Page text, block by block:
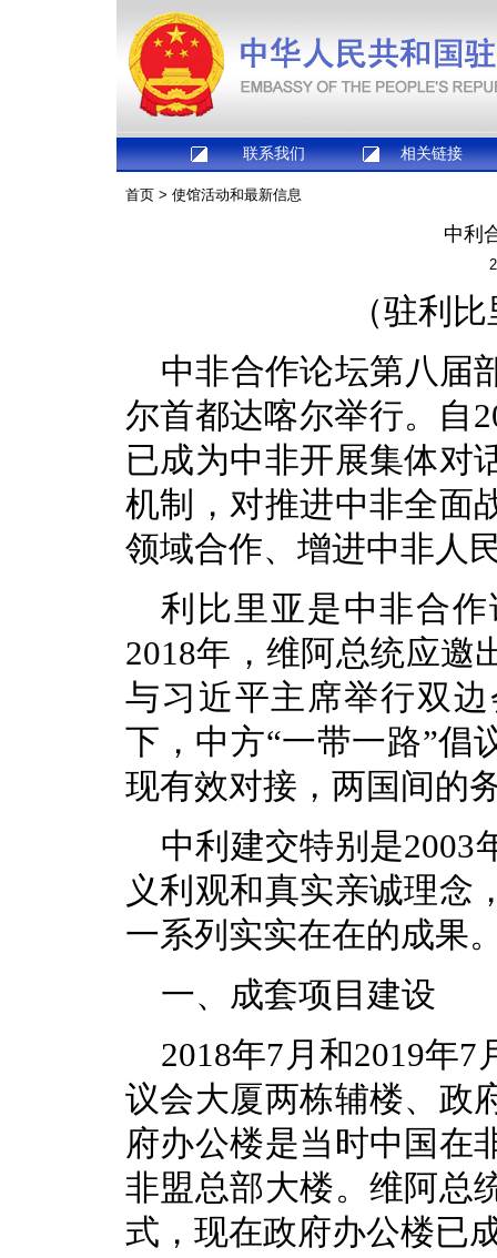
联系我们 相关链接
首页 > 使馆活动和最新信息
中利
（驻利
中非合作论坛第八届
尔首都达喀尔举行。自
已成为中非开展集体对
机制，对推进中非全面
领域合作、增进中非人
利比里亚是中非合
2018年，维阿总统应邀
与习近平主席举行双
下，中方“一带一路”倡
现有效对接，两国间的
中利建交特别是2003
义利观和真实亲诚理念
一系列实实在在的成果
一、成套项目建设
2018年7月和2019年
议会大厦两栋辅楼、政
府办公楼是当时中国在
非盟总部大楼。维阿总
式，现在政府办公楼已